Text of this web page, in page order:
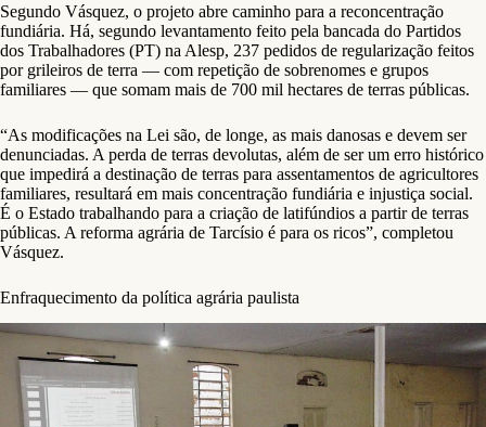
Segundo Vásquez, o projeto abre caminho para a reconcentração
fundiária. Há, segundo levantamento feito pela bancada do Partidos
dos Trabalhadores (PT) na Alesp, 237 pedidos de regularização feitos
por grileiros de terra — com repetição de sobrenomes e grupos
familiares — que somam mais de 700 mil hectares de terras públicas.
“As modificações na Lei são, de longe, as mais danosas e devem ser
denunciadas. A perda de terras devolutas, além de ser um erro histórico
que impedirá a destinação de terras para assentamentos de agricultores
familiares, resultará em mais concentração fundiária e injustiça social.
É o Estado trabalhando para a criação de latifúndios a partir de terras
públicas. A reforma agrária de Tarcísio é para os ricos”, completou
Vásquez.
Enfraquecimento da política agrária paulista